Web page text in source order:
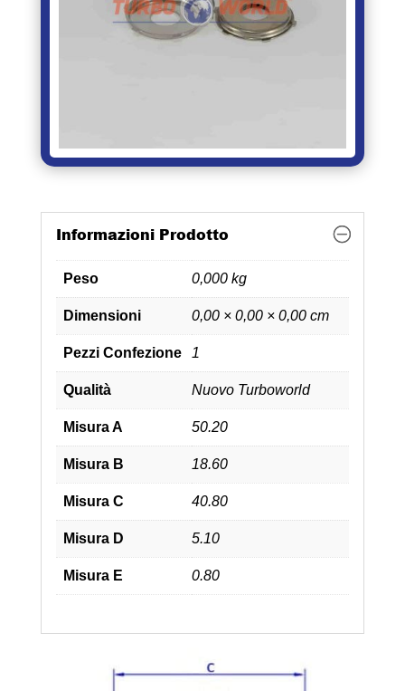
Informazioni Prodotto
Peso 0,000 kg
Dimensioni 0,00 × 0,00 × 0,00 cm
Pezzi Confezione 1
Qualità Nuovo Turboworld
Misura A 50.20
Misura B 18.60
Misura C 40.80
Misura D 5.10
Misura E 0.80